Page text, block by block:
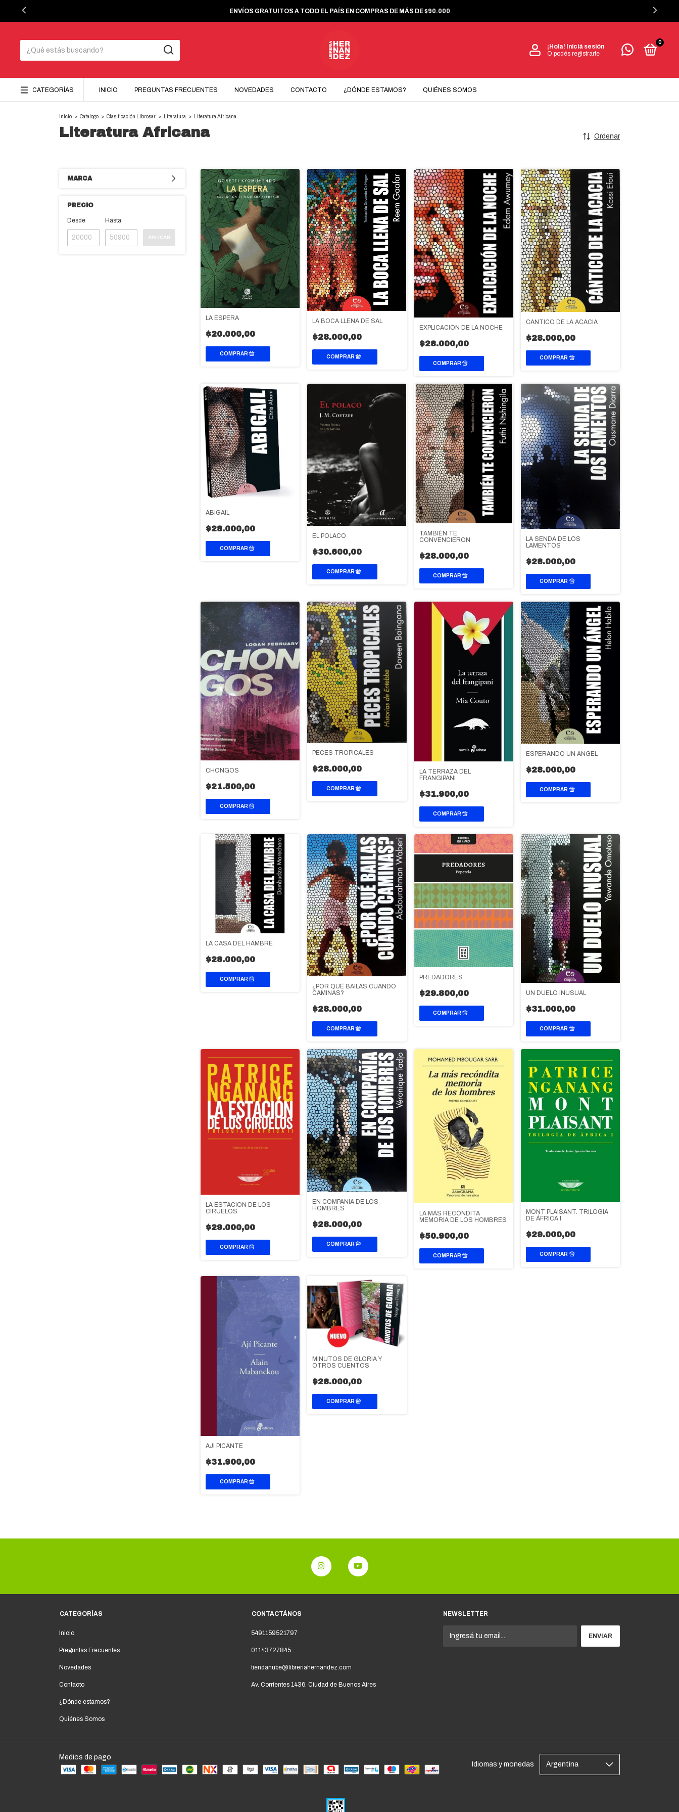
ENVÍOS GRATUITOS A TODO EL PAÍS EN COMPRAS DE MÁS DE $90.000
¡Hola! Iniciá sesión
O podés registrarte
0
CATEGORÍAS INICIO PREGUNTAS FRECUENTES NOVEDADES CONTACTO ¿DÓNDE ESTAMOS? QUIÉNES SOMOS
Inicio > Catalogo > Clasificación Librosar > Literatura > Literatura Africana
Literatura Africana Ordenar
MARCA
PRECIO
Desde Hasta
APLICAR
LA ESPERA
$20.000,00
LA BOCA LLENA DE SAL
$28.000,00
EXPLICACIÓN DE LA NOCHE
$28.000,00
CANTICO DE LA ACACIA
$28.000,00
ABIGAIL
$28.000,00
EL POLACO
$30.600,00
TAMBIÉN TE
CONVENCIERON
$28.000,00
LA SENDA DE LOS
LAMENTOS
$28.000,00
CHONGOS
$21.500,00
PECES TROPICALES
$28.000,00
LA TERRAZA DEL
FRANGIPANI
$31.900,00
ESPERANDO UN ÁNGEL
$28.000,00
LA CASA DEL HAMBRE
$28.000,00
¿POR QUÉ BAILAS CUANDO
CAMINAS?
$28.000,00
PREDADORES
$29.800,00 UN DUELO INUSUAL
$31.000,00
LA ESTACIÓN DE LOS
CIRUELOS
$29.000,00
EN COMPAÑÍA DE LOS
HOMBRES
$28.000,00
LA MÁS RECÓNDITA
MEMORIA DE LOS HOMBRES
$50.900,00
MONT PLAISANT. TRILOGÍA
DE ÁFRICA I
$29.000,00
AJÍ PICANTE
$31.900,00
MINUTOS DE GLORIA Y
OTROS CUENTOS
$28.000,00
CATEGORÍAS
Inicio
Preguntas Frecuentes
Novedades
Contacto
¿Dónde estamos?
Quiénes Somos
CONTACTÁNOS
5491159521797
01143727845
tiendanube@libreriahernandez.com
Av. Corrientes 1436. Ciudad de Buenos Aires
NEWSLETTER
Medios de pago
Idiomas y monedas